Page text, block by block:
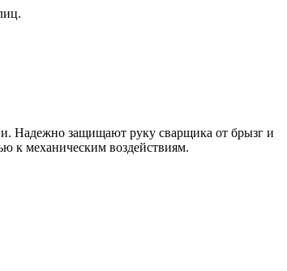
Надежно защищают руку сварщика от брызг и
к механическим воздействиям.